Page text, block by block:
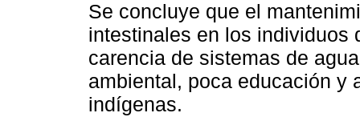
Se concluye que el
intestinales en los individuos
carencia de sistemas de
ambiental, poca educación y
indígenas.